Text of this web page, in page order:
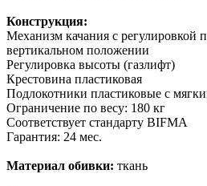
Конструкция:
Механизм качания с регулировкой
вертикальном положении
Регулировка высоты (газлифт)
Крестовина пластиковая
Подлокотники пластиковые с
Ограничение по весу: 180 кг
Соответствует стандарту BIFMA
Гарантия: 24 мес.
Материал обивки: ткань